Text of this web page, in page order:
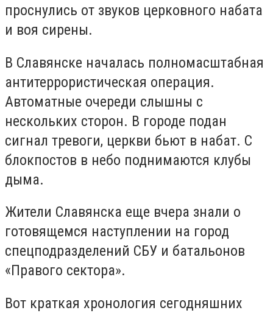
проснулись от звуков церковного набата
и воя сирены.
В Славянске началась полномасштабная
антитеррористическая операция.
Автоматные очереди слышны с
нескольких сторон. В городе подан
сигнал тревоги, церкви бьют в набат. С
блокпостов в небо поднимаются клубы
дыма.
Жители Славянска еще вчера знали о
готовящемся наступлении на город
спецподразделений СБУ и батальонов
«Правого сектора».
Вот краткая хронология сегодняшних